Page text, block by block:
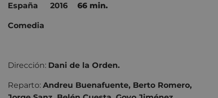
España 2016 66 min.
Comedia
Dirección: Dani de la Orden.
Reparto: Andreu Buenafuente, Berto Romero,